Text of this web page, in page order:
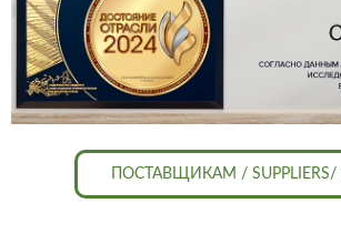
ПОСТАВЩИКАМ / SUPPLIERS/